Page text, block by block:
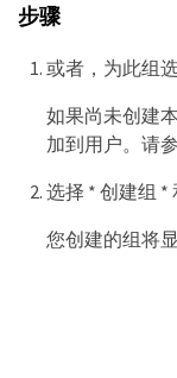
步骤
或者，为此组
如果尚未创建
加到用户。请
选择 * 创建组 *
您创建的组将